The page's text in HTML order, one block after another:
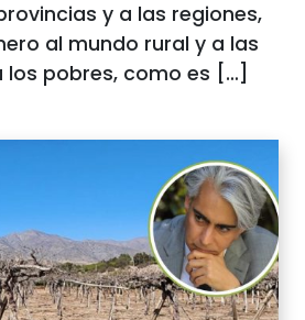
y a las regiones,
al mundo rural y a las
pobres, como es […]